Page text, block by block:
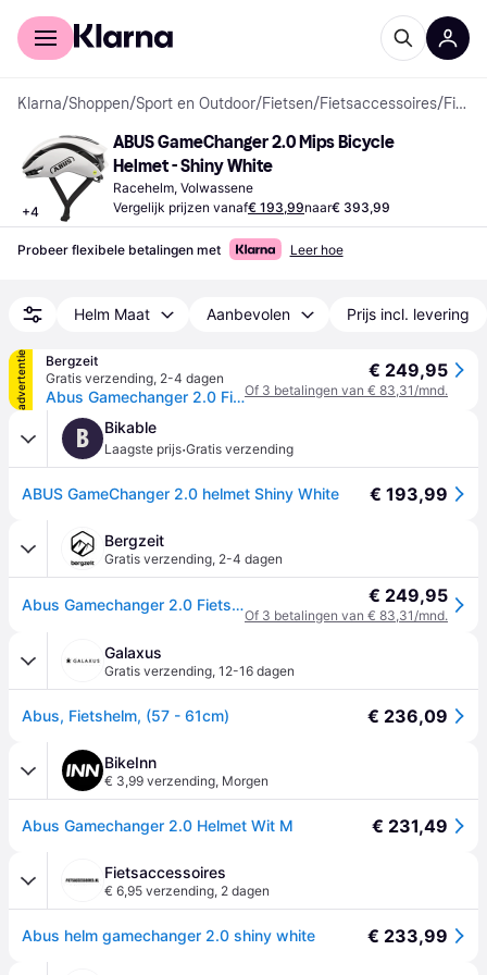
Voor shoppers
Klarna/Shoppen/Sport en Outdoor/Fietsen/Fietsaccessoires/ Fietshelmen
+4
ABUS GameChanger 2.0 Mips Bicycle
Helmet - Shiny White
Racehelm, Volwassene
Vergelijk prijzen vanaf€ 193,99naar€ 393,99
Probeer flexibele betalingen met Leer hoe
Helm Maat Aanbevolen Prijs incl. levering
advertentie
Bergzeit
Gratis verzending, 2-4 dagen
Abus Gamechanger 2.0 Fietshelm - Wit - 57-61CM
€ 249,95
Of 3 betalingen van € 83,31/mnd.
B Bikable
Laagste prijs·Gratis verzending
ABUS GameChanger 2.0 helmet Shiny White € 193,99
Bergzeit
Gratis verzending, 2-4 dagen
Abus Gamechanger 2.0 Fietshelm - Wit - 57-61CM € 249,95
Of 3 betalingen van € 83,31/mnd.
Galaxus
Gratis verzending, 12-16 dagen
Abus, Fietshelm, (57 - 61cm) € 236,09
BikeInn
€ 3,99 verzending, Morgen
Abus Gamechanger 2.0 Helmet Wit M € 231,49
Fietsaccessoires
€ 6,95 verzending, 2 dagen
Abus helm gamechanger 2.0 shiny white € 233,99